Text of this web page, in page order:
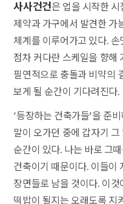
사사건건은 업을 시작한 시
제약과 가구에서 발견한 가
체계를 이루어가고 있다.
점차 커다란 스케일을 향해
필연적으로 충돌과 비약의
보게 될 순간이 기다려진다.
‘등장하는 건축가들’을 준
말이 오가던 중에 갑자기
순간이 있다. 나는 바로 그
건축이기 때문이다. 이들이
장면들로 남을 것이다. 이
떡밥이 될지는 오래도록 지